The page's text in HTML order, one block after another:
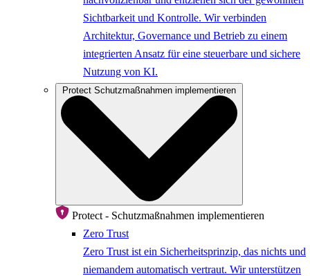
Sichtbarkeit und Kontrolle. Wir verbinden
Architektur, Governance und Betrieb zu einem
integrierten Ansatz für eine steuerbare und sichere
Nutzung von KI.
Protect Schutzmaßnahmen implementieren
Protect - Schutzmaßnahmen implementieren
Zero Trust
Zero Trust ist ein Sicherheitsprinzip, das nichts und
niemandem automatisch vertraut. Wir unterstützen